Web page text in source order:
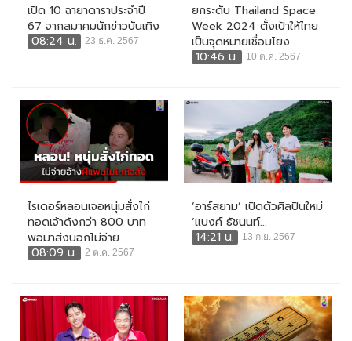
เปิด 10 ฉายาดาราประจำปี
67 จากสมาคมนักข่าวบันเทิง
08:24 น.
23 ธ.ค. 2567
ยกระดับ Thailand Space
Week 2024 ตั้งเป้าให้ไทย
เป็นจุดหมายเชื่อมโยง...
10:46 น.
10 ต.ค. 2567
ไรเดอร์หลอนเจอหนุ่มสั่งไก่
ทอดเจ้าดังกว่า 800 บาท
พอมาส่งบอกไม่จ่าย...
08:09 น.
2 ต.ค. 2567
‘อาร์สยาม’ เปิดตัวศิลปินใหม่
‘แบงค์ ธัชนนท์...
14:21 น.
13 ก.ย. 2567